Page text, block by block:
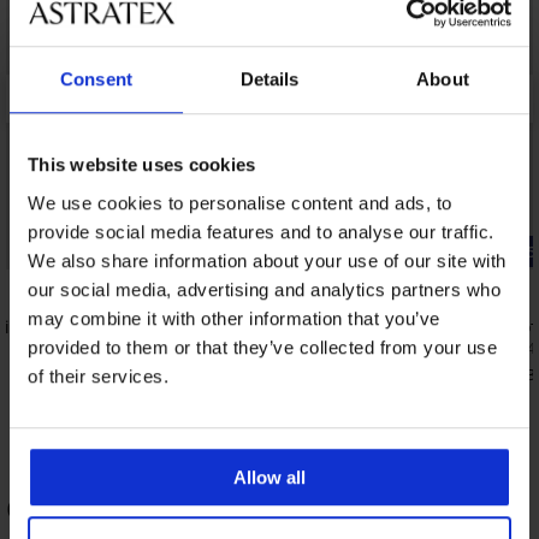
Consent Details About
This website uses cookies
We use cookies to personalise content and ads, to
provide social media features and to analyse our traffic.
We also share information about your use of our site with
our social media, advertising and analytics partners who
may combine it with other information that you’ve
provided to them or that they’ve collected from your use
of their services.
Allow all
4,4
Lace
-25% ALL25
5
Дамска нощница Belinda
44,99 €(87,99 лв.)
33,74 €(65,99 лв.)
-25% ALL25
Стягащ
34,99 €
ОЦЕНКА НА ПРОДУКТ